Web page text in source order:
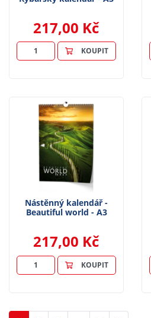
217,00 Kč
KOUPIT
Nástěnný kalendář -
Beautiful world - A3
217,00 Kč
KOUPIT